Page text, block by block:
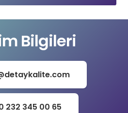
Bilgileri
232 345 00 65